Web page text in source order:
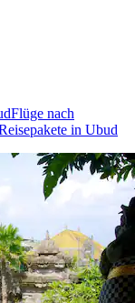
Flüge nach
in Ubud